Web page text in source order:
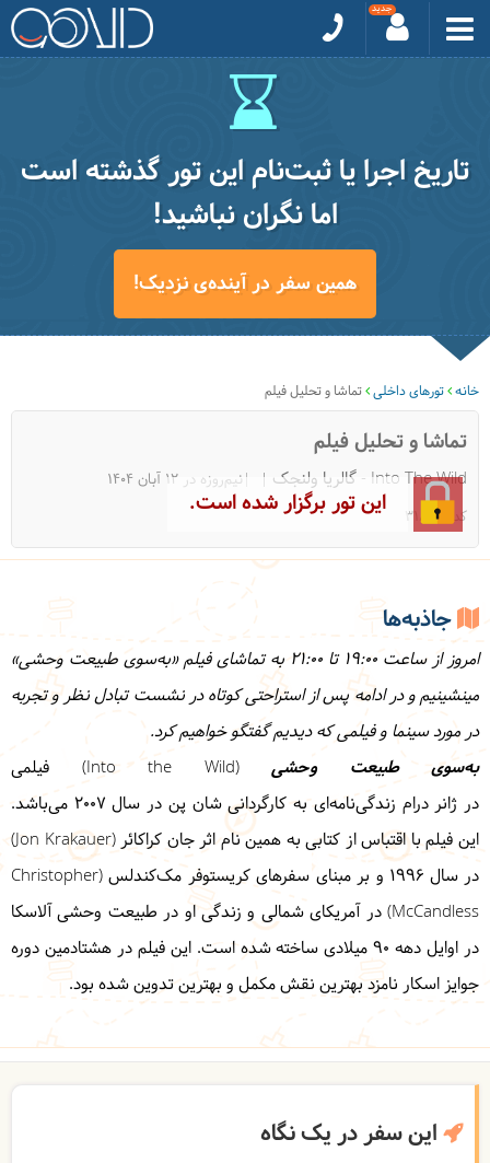
تاریخ اجرا یا ثبت‌نام این تور گذشته است
اما نگران نباشید!
همین سفر در آینده‌ی نزدیک!
خانه تورهای داخلی تماشا و تحلیل فیلم
تماشا و تحلیل فیلم
Into The Wild - گالریا ولنجک
|نیم‌روزه در 12 آبان 1404
کد: 31823
این تور برگزار شده است.
جاذبه‌ها
امروز از ساعت 19:00 تا 21:00 به تماشای فیلم «به‌سوی طبیعت وحشی»
مینشینیم و در ادامه پس از استراحتی کوتاه در نشست تبادل نظر و تجربه
در مورد سینما و فیلمی که دیدیم گفتگو خواهیم کرد.
به‌سوی طبیعت وحشی
(Into the Wild) فیلمی
در ژانر درام زندگی‌نامه‌ای به کارگردانیشان پن
در سال ۲۰۰۷ می‌باشد.
این فیلم با اقتباس از کتابیبه همین نام اثرجان کراکائر
(Jon Krakauer)
در سال ۱۹۹۶ و بر مبنای سفرهای
کریستوفر مک‌کندلس (Christopher
McCandless) در آمریکای شمالی و زندگی او در طبیعت وحشی آلاسکا
در اوایل دهه ۹۰ میلادی ساخته شده است. این فیلم در
هشتادمین دوره
جوایز اسکار نامزد بهترین نقش مکمل و بهترین تدوین شده بود.
این سفر در یک نگاه